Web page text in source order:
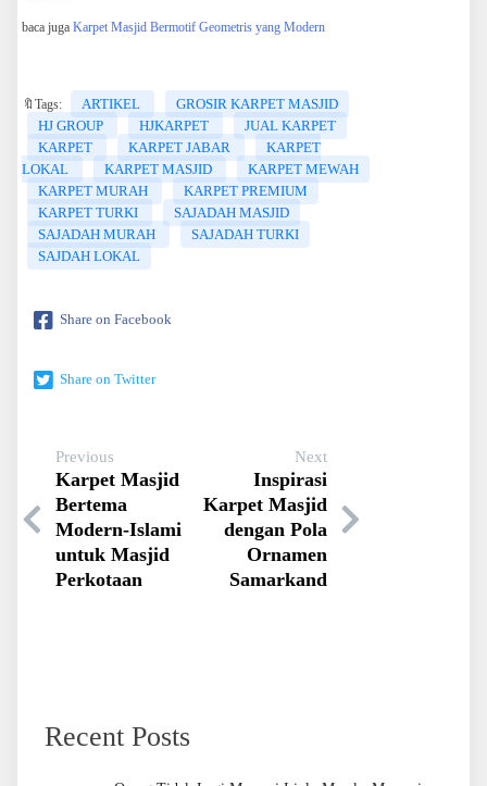
baca juga Karpet Masjid Bermotif Geometris yang Modern
🔖Tags: ARTIKEL
GROSIR KARPET MASJID
HJ GROUP
HJKARPET
JUAL KARPET
KARPET
KARPET JABAR
KARPET
LOKAL
KARPET MASJID
KARPET MEWAH
KARPET MURAH
KARPET PREMIUM
KARPET TURKI
SAJADAH MASJID
SAJADAH MURAH
SAJADAH TURKI
SAJDAH LOKAL
Share on Facebook
Share on Twitter
Previous
Karpet Masjid
Bertema
Modern-Islami
untuk Masjid
Perkotaan
Next
Inspirasi
Karpet Masjid
dengan Pola
Ornamen
Samarkand
Recent Posts